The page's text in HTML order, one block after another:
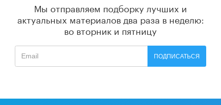
Мы отправляем подборку лучших и
актуальных материалов два раза в неделю:
во вторник и пятницу
ПОДПИСАТЬСЯ